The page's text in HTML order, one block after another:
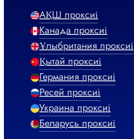
АҚШ проксиі
Канада проксиі
Ұлыбритания проксиі
Қытай проксиі
Германия проксиі
Ресей проксиі
Украина проксиі
Беларусь проксиі